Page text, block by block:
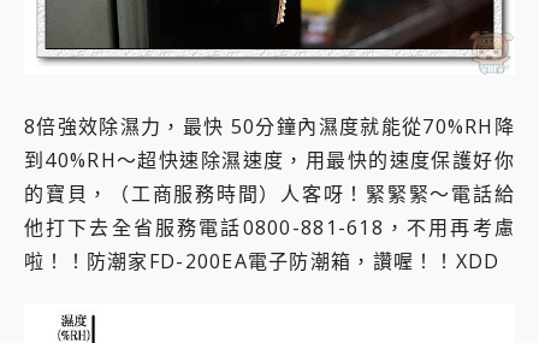
8倍強效除濕力，最快 50分鐘內濕度就能從70%RH降
到40%RH～超快速除濕速度，用最快的速度保護好你
的寶貝，（工商服務時間）人客呀！緊緊緊～電話給
他打下去全省服務電話0800-881-618，不用再考慮
啦！！防潮家FD-200EA電子防潮箱，讚喔！！XDD